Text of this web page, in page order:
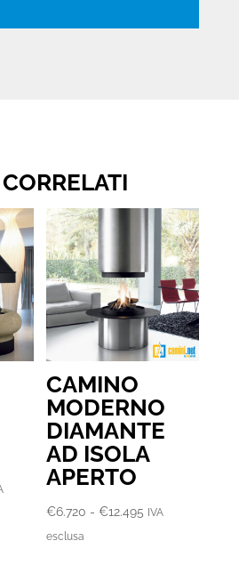
CAMINO
MODERNO
DIAMANTE
AD ISOLA
APERTO
€6.720 - €12.495 Fascia
IVA
esclusa